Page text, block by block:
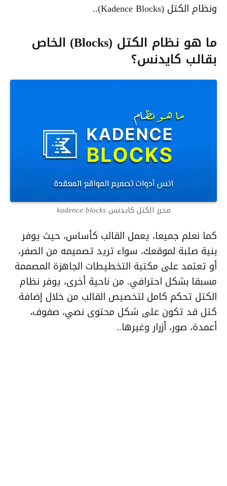
ونظام الكتل (Kadence Blocks)..
ما هو نظام الكتل (Blocks) الخاص
بقالب كايدنس؟
محرر الكتل كايدنس kadence blocks
كما نعلم جميعا، يعمل القالب كأساس، حيث يوفر
بنية صلبة لموقعك، سواء تريد تصميمه من الصفر،
أو تعتمد على مكتبة التخطيطات الجاهزة المصممة
مسبقا بشكل احترافي. من ناحية أخرى، يوفر نظام
الكتل تحكم كامل لتخصيص القالب من خلال إضافة
كتل قد تكون على شكل محتوى نصي، صفوف،
أعمدة، صور، أزرار وغيرها..